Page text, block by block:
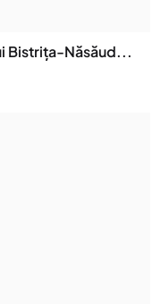
Bistrița-Năsăud...